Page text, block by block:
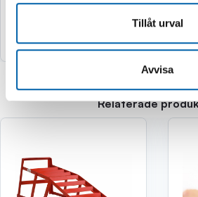
Tillåt urval
Avvisa
Relaterade